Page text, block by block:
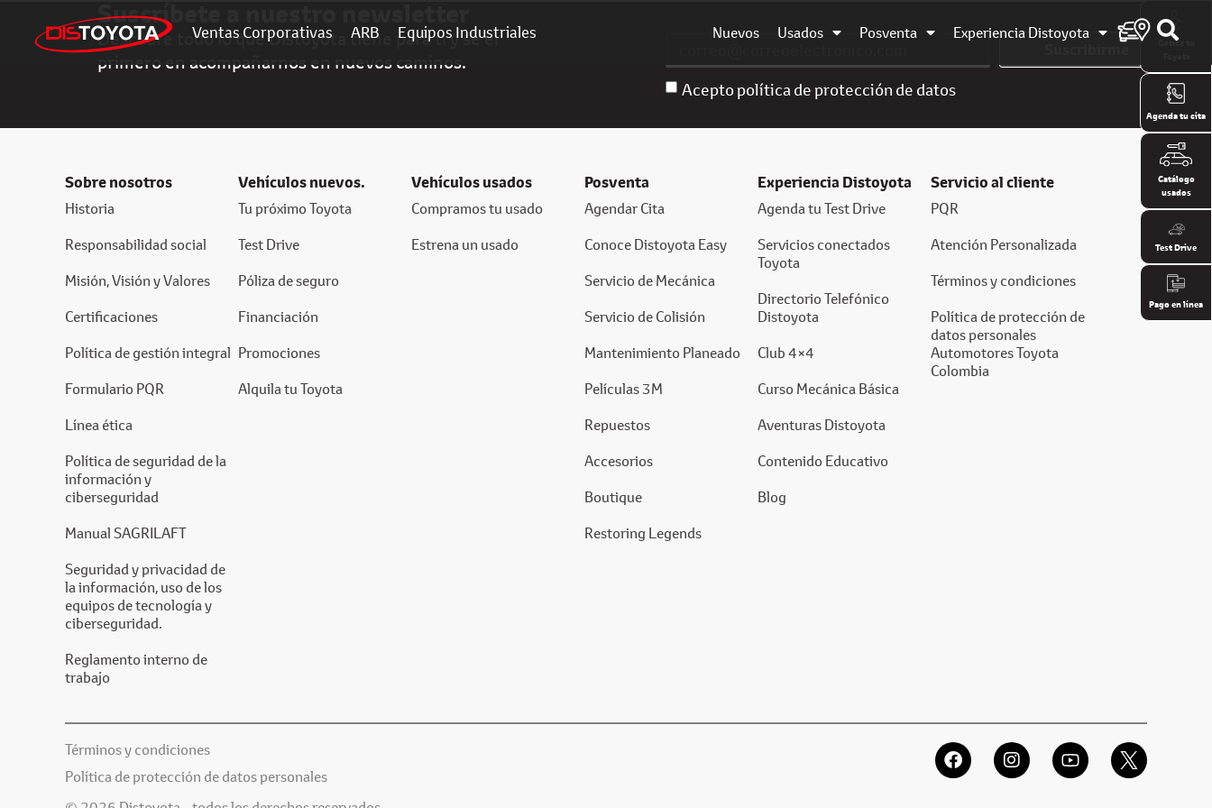
Ventas Corporativas ARB Equipos Industriales Nuevos Usados Posventa Experiencia Distoyota
Suscríbete a nuestro newsletter
Descubre todo lo que Distoyota tiene para ti y sé el
primero en acompañarnos en nuevos caminos.
Acepto política de protección de datos
Suscribirme
Sobre nosotros
Historia
Responsabilidad social
Misión, Visión y Valores
Certificaciones
Política de gestión integral
Formulario PQR
Línea ética
Política de seguridad de la
información y
ciberseguridad
Manual SAGRILAFT
Seguridad y privacidad de
la información, uso de los
equipos de tecnología y
ciberseguridad.
Reglamento interno de
trabajo
Vehículos nuevos.
Tu próximo Toyota
Test Drive
Póliza de seguro
Financiación
Promociones
Alquila tu Toyota
Vehículos usados
Compramos tu usado
Estrena un usado
Posventa
Agendar Cita
Conoce Distoyota Easy
Servicio de Mecánica
Servicio de Colisión
Mantenimiento Planeado
Películas 3M
Repuestos
Accesorios
Boutique
Restoring Legends
Experiencia Distoyota
Agenda tu Test Drive
Servicios conectados
Toyota
Directorio Telefónico
Distoyota
Club 4×4
Curso Mecánica Básica
Aventuras Distoyota
Contenido Educativo
Blog
Servicio al cliente
PQR
Atención Personalizada
Términos y condiciones
Política de protección de
datos personales
Automotores Toyota
Colombia
Términos y condiciones
Política de protección de datos personales
Cotiza tu
Agenda tu cita
Catálogo
usados
Test Drive
Pago en línea